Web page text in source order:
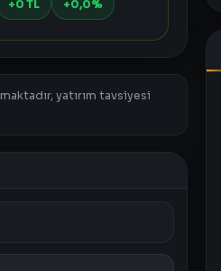
+0 TL +0,0%
yatırım tavsiyesi